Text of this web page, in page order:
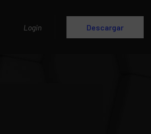
Login Descargar